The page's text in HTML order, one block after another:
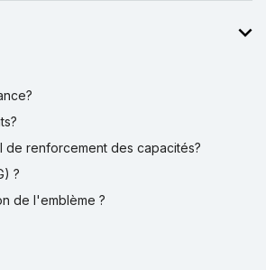
de renforcement des capacités?
?
de l'emblème ?